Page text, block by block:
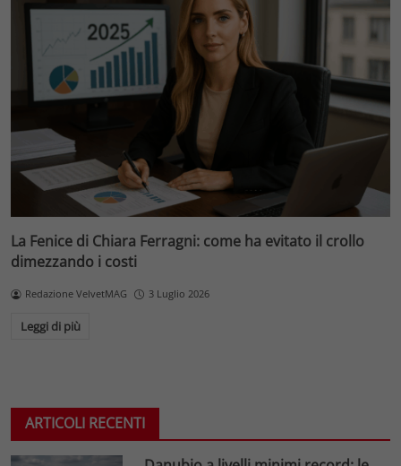
La Fenice di Chiara Ferragni: come ha evitato il crollo
dimezzando i costi
Redazione VelvetMAG 3 Luglio 2026
Leggi di più
ARTICOLI RECENTI